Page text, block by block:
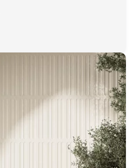
Te same zasady, oparte na
inteligentnych rozwiązaniach,
zastosować we własnym